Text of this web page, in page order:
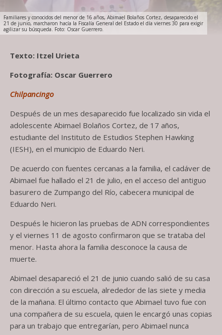
Familiares y conocidos del menor de 16 años, Abimael Bolaños Cortez, desaparecido el
21 de junio, marcharon hacía la Fiscalía General del Estado el día viernes 30 para exigir
agilizar su búsqueda. Foto: Oscar Guerrero.
Texto: Itzel Urieta
Fotografía: Oscar Guerrero
Chilpancingo
Después de un mes desaparecido fue localizado sin vida el
adolescente Abimael Bolaños Cortez, de 17 años,
estudiante del Instituto de Estudios Stephen Hawking
(IESH), en el municipio de Eduardo Neri.
De acuerdo con fuentes cercanas a la familia, el cadáver de
Abimael fue hallado el 21 de julio, en el acceso del antiguo
basurero de Zumpango del Río, cabecera municipal de
Eduardo Neri.
Después le hicieron las pruebas de ADN correspondientes
y el viernes 11 de agosto confirmaron que se trataba del
menor. Hasta ahora la familia desconoce la causa de
muerte.
Abimael desapareció el 21 de junio cuando salió de su casa
con dirección a su escuela, alrededor de las siete y media
de la mañana. El último contacto que Abimael tuvo fue con
una compañera de su escuela, quien le encargó unas copias
para un trabajo que entregarían, pero Abimael nunca